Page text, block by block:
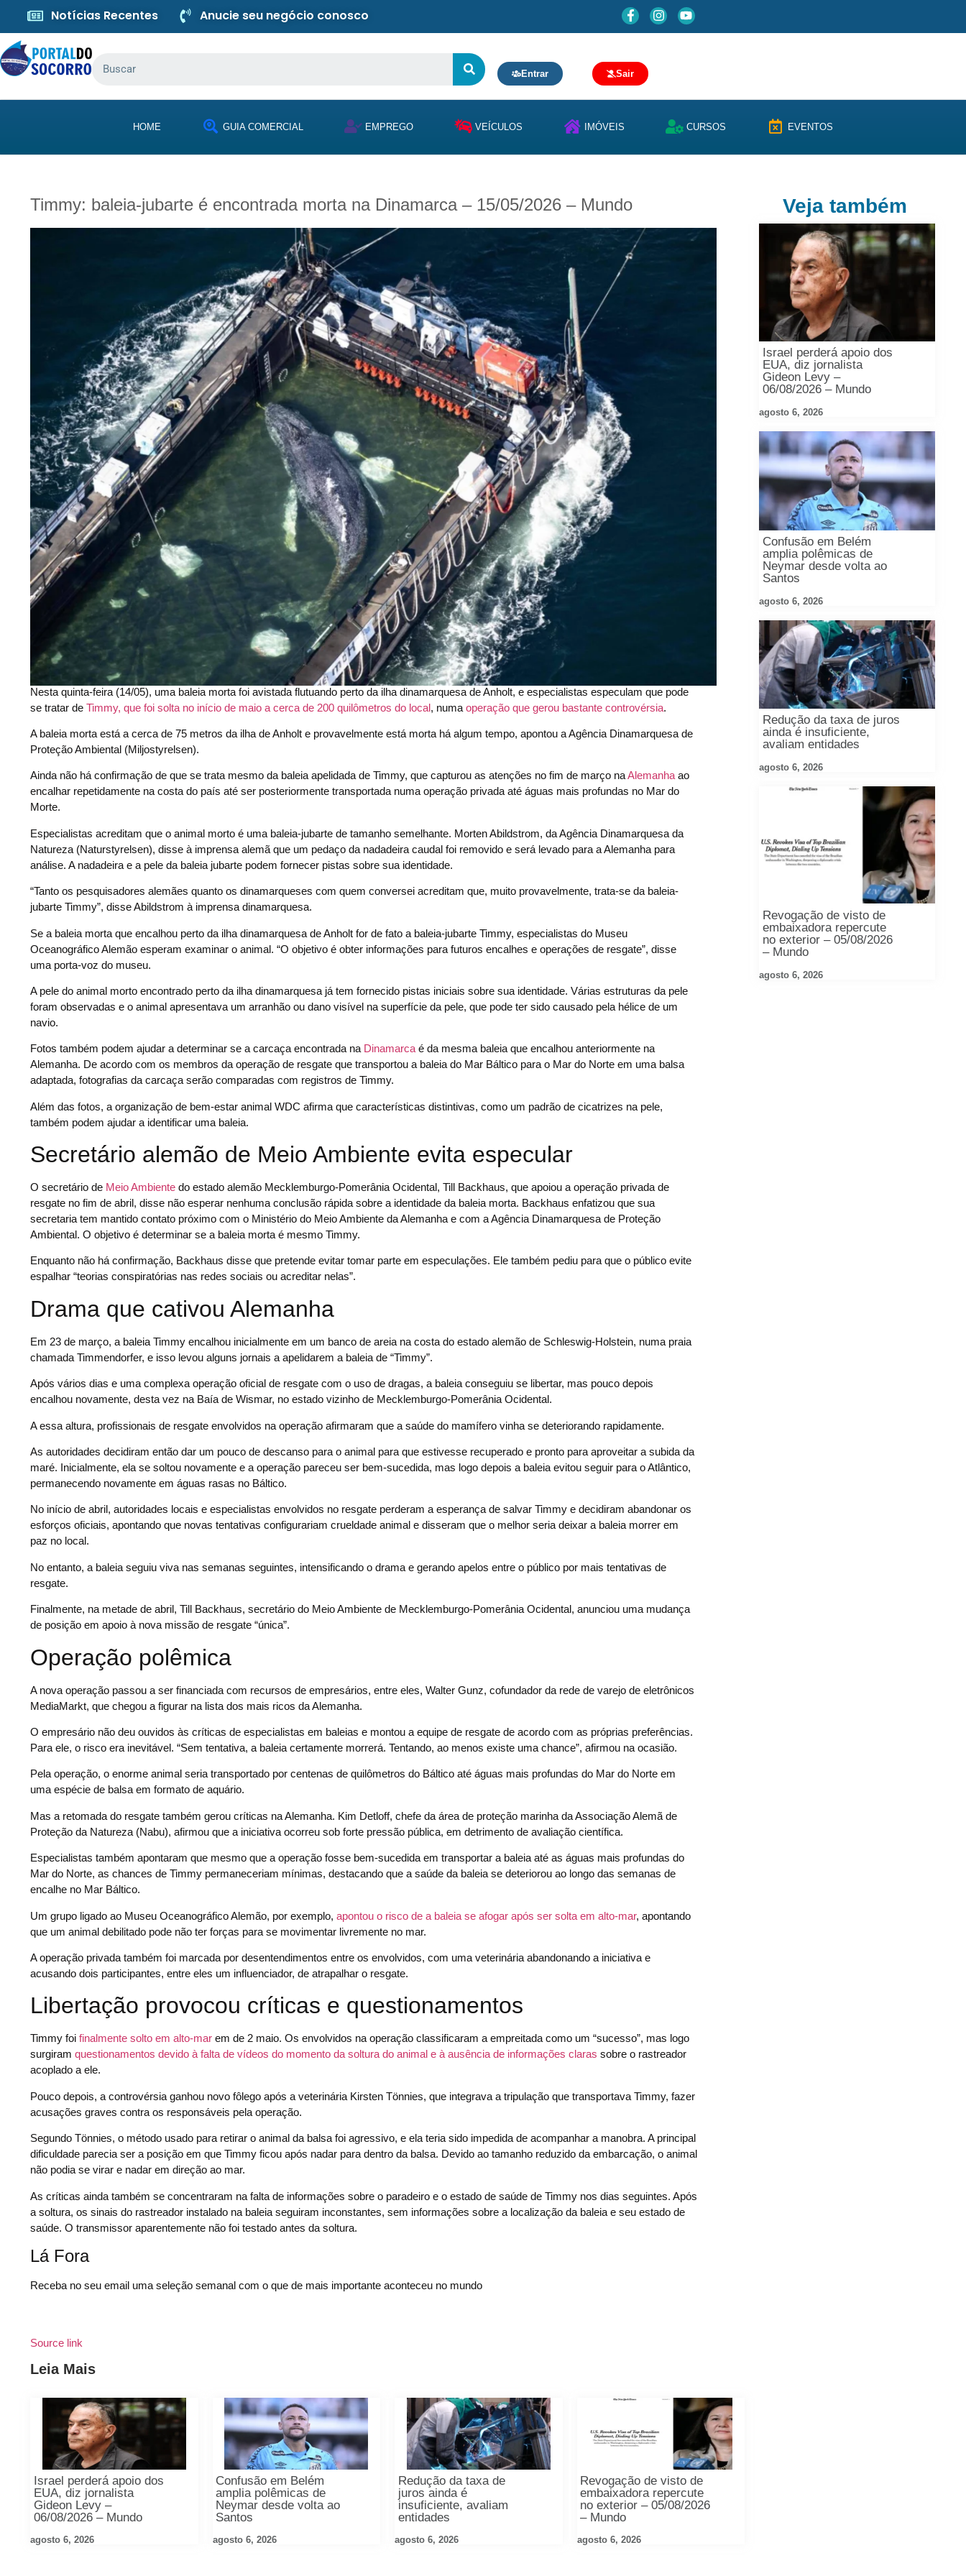
Notícias Recentes Anucie seu negócio conosco
Entrar Sair
HOME GUIA COMERCIAL EMPREGO VEÍCULOS IMÓVEIS CURSOS EVENTOS
Timmy: baleia-jubarte é encontrada morta na Dinamarca – 15/05/2026 – Mundo
Nesta quinta-feira (14/05), uma baleia morta foi avistada flutuando perto da ilha dinamarquesa de Anholt, e especialistas especulam que pode
se tratar de Timmy, que foi solta no início de maio a cerca de 200 quilômetros do local, numa operação que gerou bastante controvérsia.
A baleia morta está a cerca de 75 metros da ilha de Anholt e provavelmente está morta há algum tempo, apontou a Agência Dinamarquesa de
Proteção Ambiental (Miljostyrelsen).
Ainda não há confirmação de que se trata mesmo da baleia apelidada de Timmy, que capturou as atenções no fim de março naAlemanha ao
encalhar repetidamente na costa do país até ser posteriormente transportada numa operação privada até águas mais profundas no Mar do
Morte.
Especialistas acreditam que o animal morto é uma baleia-jubarte de tamanho semelhante. Morten Abildstrom, da Agência Dinamarquesa da
Natureza (Naturstyrelsen), disse à imprensa alemã que um pedaço da nadadeira caudal foi removido e será levado para a Alemanha para
análise. A nadadeira e a pele da baleia jubarte podem fornecer pistas sobre sua identidade.
“Tanto os pesquisadores alemães quanto os dinamarqueses com quem conversei acreditam que, muito provavelmente, trata-se da baleia-
jubarte Timmy”, disse Abildstrom à imprensa dinamarquesa.
Se a baleia morta que encalhou perto da ilha dinamarquesa de Anholt for de fato a baleia-jubarte Timmy, especialistas do Museu
Oceanográfico Alemão esperam examinar o animal. “O objetivo é obter informações para futuros encalhes e operações de resgate”, disse
uma porta-voz do museu.
A pele do animal morto encontrado perto da ilha dinamarquesa já tem fornecido pistas iniciais sobre sua identidade. Várias estruturas da pele
foram observadas e o animal apresentava um arranhão ou dano visível na superfície da pele, que pode ter sido causado pela hélice de um
navio.
Fotos também podem ajudar a determinar se a carcaça encontrada na Dinamarca é da mesma baleia que encalhou anteriormente na
Alemanha. De acordo com os membros da operação de resgate que transportou a baleia do Mar Báltico para o Mar do Norte em uma balsa
adaptada, fotografias da carcaça serão comparadas com registros de Timmy.
Além das fotos, a organização de bem-estar animal WDC afirma que características distintivas, como um padrão de cicatrizes na pele,
também podem ajudar a identificar uma baleia.
Secretário alemão de Meio Ambiente evita especular
O secretário de Meio Ambiente do estado alemão Mecklemburgo-Pomerânia Ocidental, Till Backhaus, que apoiou a operação privada de
resgate no fim de abril, disse não esperar nenhuma conclusão rápida sobre a identidade da baleia morta. Backhaus enfatizou que sua
secretaria tem mantido contato próximo com o Ministério do Meio Ambiente da Alemanha e com a Agência Dinamarquesa de Proteção
Ambiental. O objetivo é determinar se a baleia morta é mesmo Timmy.
Enquanto não há confirmação, Backhaus disse que pretende evitar tomar parte em especulações. Ele também pediu para que o público evite
espalhar “teorias conspiratórias nas redes sociais ou acreditar nelas”.
Drama que cativou Alemanha
Em 23 de março, a baleia Timmy encalhou inicialmente em um banco de areia na costa do estado alemão de Schleswig-Holstein, numa praia
chamada Timmendorfer, e isso levou alguns jornais a apelidarem a baleia de “Timmy”.
Após vários dias e uma complexa operação oficial de resgate com o uso de dragas, a baleia conseguiu se libertar, mas pouco depois
encalhou novamente, desta vez na Baía de Wismar, no estado vizinho de Mecklemburgo-Pomerânia Ocidental.
A essa altura, profissionais de resgate envolvidos na operação afirmaram que a saúde do mamífero vinha se deteriorando rapidamente.
As autoridades decidiram então dar um pouco de descanso para o animal para que estivesse recuperado e pronto para aproveitar a subida da
maré. Inicialmente, ela se soltou novamente e a operação pareceu ser bem-sucedida, mas logo depois a baleia evitou seguir para o Atlântico,
permanecendo novamente em águas rasas no Báltico.
No início de abril, autoridades locais e especialistas envolvidos no resgate perderam a esperança de salvar Timmy e decidiram abandonar os
esforços oficiais, apontando que novas tentativas configurariam crueldade animal e disseram que o melhor seria deixar a baleia morrer em
paz no local.
No entanto, a baleia seguiu viva nas semanas seguintes, intensificando o drama e gerando apelos entre o público por mais tentativas de
resgate.
Finalmente, na metade de abril, Till Backhaus, secretário do Meio Ambiente de Mecklemburgo-Pomerânia Ocidental, anunciou uma mudança
de posição em apoio à nova missão de resgate “única”.
Operação polêmica
A nova operação passou a ser financiada com recursos de empresários, entre eles, Walter Gunz, cofundador da rede de varejo de eletrônicos
MediaMarkt, que chegou a figurar na lista dos mais ricos da Alemanha.
O empresário não deu ouvidos às críticas de especialistas em baleias e montou a equipe de resgate de acordo com as próprias preferências.
Para ele, o risco era inevitável. “Sem tentativa, a baleia certamente morrerá. Tentando, ao menos existe uma chance”, afirmou na ocasião.
Pela operação, o enorme animal seria transportado por centenas de quilômetros do Báltico até águas mais profundas do Mar do Norte em
uma espécie de balsa em formato de aquário.
Mas a retomada do resgate também gerou críticas na Alemanha. Kim Detloff, chefe da área de proteção marinha da Associação Alemã de
Proteção da Natureza (Nabu), afirmou que a iniciativa ocorreu sob forte pressão pública, em detrimento de avaliação científica.
Especialistas também apontaram que mesmo que a operação fosse bem-sucedida em transportar a baleia até as águas mais profundas do
Mar do Norte, as chances de Timmy permaneceriam mínimas, destacando que a saúde da baleia se deteriorou ao longo das semanas de
encalhe no Mar Báltico.
Um grupo ligado ao Museu Oceanográfico Alemão, por exemplo, apontou o risco de a baleia se afogar após ser solta em alto-mar, apontando
que um animal debilitado pode não ter forças para se movimentar livremente no mar.
A operação privada também foi marcada por desentendimentos entre os envolvidos, com uma veterinária abandonando a iniciativa e
acusando dois participantes, entre eles um influenciador, de atrapalhar o resgate.
Libertação provocou críticas e questionamentos
Timmy foi finalmente solto em alto-mar em de 2 maio. Os envolvidos na operação classificaram a empreitada como um “sucesso”, mas logo
surgiram questionamentos devido à falta de vídeos do momento da soltura do animal e à ausência de informações claras sobre o rastreador
acoplado a ele.
Pouco depois, a controvérsia ganhou novo fôlego após a veterinária Kirsten Tönnies, que integrava a tripulação que transportava Timmy, fazer
acusações graves contra os responsáveis pela operação.
Segundo Tönnies, o método usado para retirar o animal da balsa foi agressivo, e ela teria sido impedida de acompanhar a manobra. A principal
dificuldade parecia ser a posição em que Timmy ficou após nadar para dentro da balsa. Devido ao tamanho reduzido da embarcação, o animal
não podia se virar e nadar em direção ao mar.
As críticas ainda também se concentraram na falta de informações sobre o paradeiro e o estado de saúde de Timmy nos dias seguintes. Após
a soltura, os sinais do rastreador instalado na baleia seguiram inconstantes, sem informações sobre a localização da baleia e seu estado de
saúde. O transmissor aparentemente não foi testado antes da soltura.
Lá Fora
Receba no seu email uma seleção semanal com o que de mais importante aconteceu no mundo
Source link
Leia Mais
Israel perderá apoio dos
EUA, diz jornalista
Gideon Levy –
06/08/2026 – Mundo
agosto 6, 2026
Confusão em Belém
amplia polêmicas de
Neymar desde volta ao
Santos
agosto 6, 2026
Redução da taxa de
juros ainda é
insuficiente, avaliam
entidades
agosto 6, 2026
Revogação de visto de
embaixadora repercute
no exterior – 05/08/2026
– Mundo
agosto 6, 2026
Veja também
Israel perderá apoio dos
EUA, diz jornalista
Gideon Levy –
06/08/2026 – Mundo
agosto 6, 2026
Confusão em Belém
amplia polêmicas de
Neymar desde volta ao
Santos
agosto 6, 2026
Redução da taxa de juros
ainda é insuficiente,
avaliam entidades
agosto 6, 2026
Revogação de visto de
embaixadora repercute
no exterior – 05/08/2026
– Mundo
agosto 6, 2026